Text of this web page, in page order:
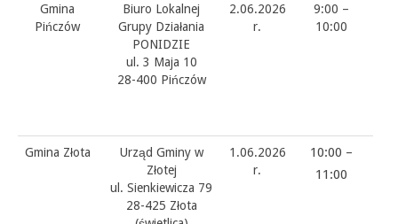
Gmina
Pińczów
Biuro Lokalnej
Grupy Działania
PONIDZIE
ul. 3 Maja 10
28-400 Pińczów
2.06.2026
r.
9:00 –
10:00
Gmina Złota
Urząd Gminy w
Złotej
ul. Sienkiewicza 79
28-425 Złota
1.06.2026
r.
10:00 –
11:00